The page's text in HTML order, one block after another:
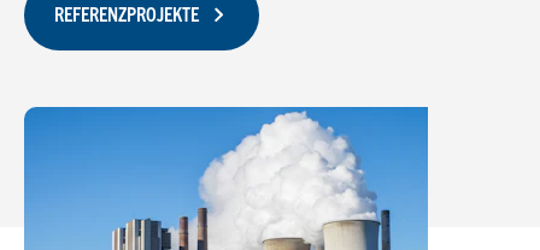
REFERENZPROJEKTE